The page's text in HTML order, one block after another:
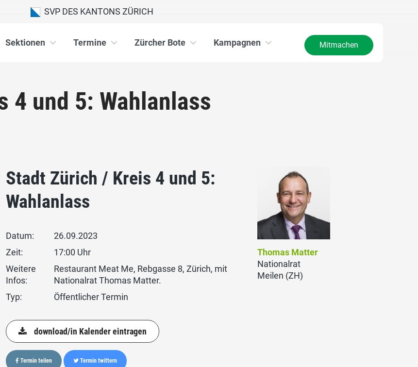
SVP DES KANTONS ZÜRICH
Sektionen Termine Zürcher Bote Kampagnen Mitmachen
4 und 5: Wahlanlass
Stadt Zürich / Kreis 4 und 5:
Wahlanlass
Datum:
26.09.2023
Zeit:
17:00 Uhr
Weitere
Infos:
Restaurant Meat Me, Rebgasse 8, Zürich, mit
Nationalrat Thomas Matter.
Typ:
Öffentlicher Termin
download/in Kalender eintragen
Termin teilen Termin twittern
Thomas Matter
Nationalrat
Meilen (ZH)